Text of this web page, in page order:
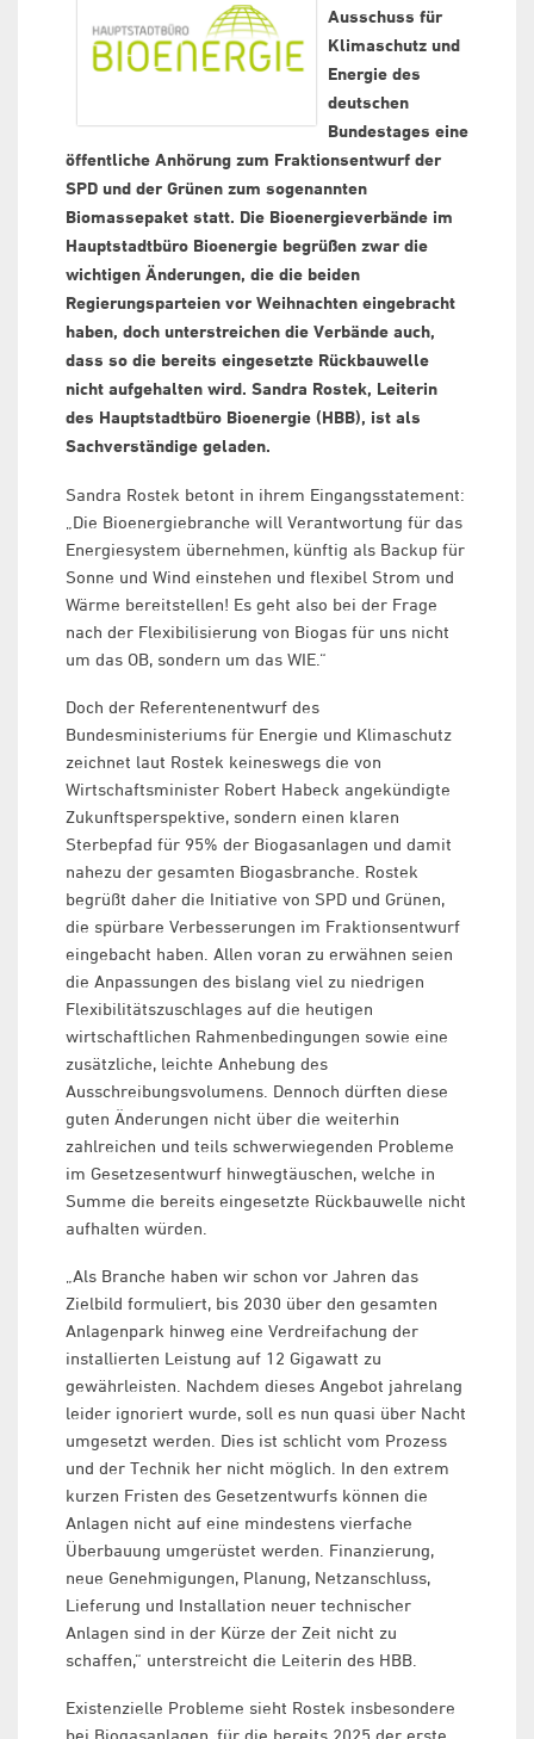
Ausschuss für
Klimaschutz und
Energie des
deutschen
Bundestages eine
öffentliche Anhörung zum Fraktionsentwurf der
SPD und der Grünen zum sogenannten
Biomassepaket statt. Die Bioenergieverbände im
Hauptstadtbüro Bioenergie begrüßen zwar die
wichtigen Änderungen, die die beiden
Regierungsparteien vor Weihnachten eingebracht
haben, doch unterstreichen die Verbände auch,
dass so die bereits eingesetzte Rückbauwelle
nicht aufgehalten wird. Sandra Rostek, Leiterin
des Hauptstadtbüro Bioenergie (HBB), ist als
Sachverständige geladen.
Sandra Rostek betont in ihrem Eingangsstatement:
„Die Bioenergiebranche will Verantwortung für das
Energiesystem übernehmen, künftig als Backup für
Sonne und Wind einstehen und flexibel Strom und
Wärme bereitstellen! Es geht also bei der Frage
nach der Flexibilisierung von Biogas für uns nicht
um das OB, sondern um das WIE.“
Doch der Referentenentwurf des
Bundesministeriums für Energie und Klimaschutz
zeichnet laut Rostek keineswegs die von
Wirtschaftsminister Robert Habeck angekündigte
Zukunftsperspektive, sondern einen klaren
Sterbepfad für 95% der Biogasanlagen und damit
nahezu der gesamten Biogasbranche. Rostek
begrüßt daher die Initiative von SPD und Grünen,
die spürbare Verbesserungen im Fraktionsentwurf
eingebacht haben. Allen voran zu erwähnen seien
die Anpassungen des bislang viel zu niedrigen
Flexibilitätszuschlages auf die heutigen
wirtschaftlichen Rahmenbedingungen sowie eine
zusätzliche, leichte Anhebung des
Ausschreibungsvolumens. Dennoch dürften diese
guten Änderungen nicht über die weiterhin
zahlreichen und teils schwerwiegenden Probleme
im Gesetzesentwurf hinwegtäuschen, welche in
Summe die bereits eingesetzte Rückbauwelle nicht
aufhalten würden.
„Als Branche haben wir schon vor Jahren das
Zielbild formuliert, bis 2030 über den gesamten
Anlagenpark hinweg eine Verdreifachung der
installierten Leistung auf 12 Gigawatt zu
gewährleisten. Nachdem dieses Angebot jahrelang
leider ignoriert wurde, soll es nun quasi über Nacht
umgesetzt werden. Dies ist schlicht vom Prozess
und der Technik her nicht möglich. In den extrem
kurzen Fristen des Gesetzentwurfs können die
Anlagen nicht auf eine mindestens vierfache
Überbauung umgerüstet werden. Finanzierung,
neue Genehmigungen, Planung, Netzanschluss,
Lieferung und Installation neuer technischer
Anlagen sind in der Kürze der Zeit nicht zu
schaffen,“ unterstreicht die Leiterin des HBB.
Existenzielle Probleme sieht Rostek insbesondere
bei Biogasanlagen, für die bereits 2025 der erste